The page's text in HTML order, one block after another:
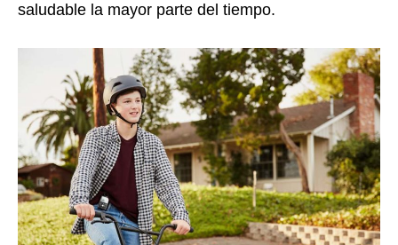
saludable la mayor parte del tiempo.